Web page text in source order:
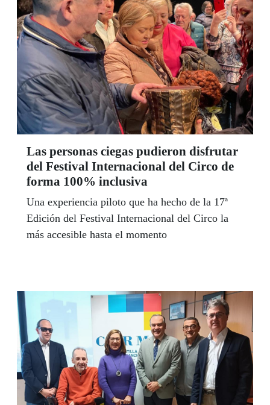
Las personas ciegas pudieron disfrutar
del Festival Internacional del Circo de
forma 100% inclusiva
Una experiencia piloto que ha hecho de la 17ª
Edición del Festival Internacional del Circo la
más accesible hasta el momento